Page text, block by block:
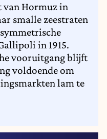
van Hormuz in
smalle zeestraten
in 1915.
vooruitgang blijft
voldoende om
lam te